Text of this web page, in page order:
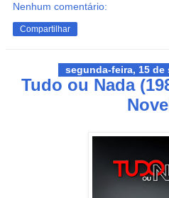
Nenhum comentário:
Compartilhar
segunda-feira, 15 de
Tudo ou Nada